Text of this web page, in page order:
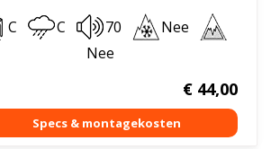
C C 70
Nee
Nee
€44,00